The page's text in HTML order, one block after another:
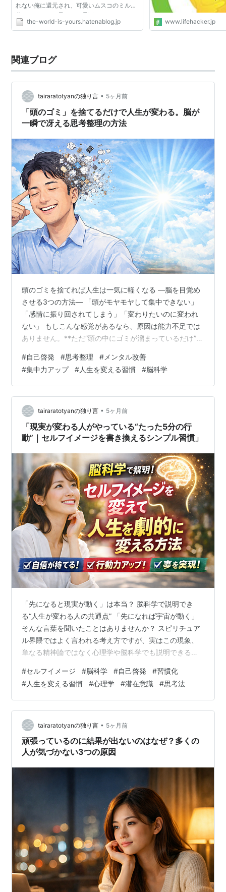
れない俺に還元され、可愛いムスコのミルク
代になることを予めご了承下さい。オドレの
ムスコなんか知るか、ボケ、という方は、書
the-world-is-yours.hatenablog.jp www.lifehacker.jp
関連ブログ
tairaratotyanの独り言 • 5ヶ月前
「頭のゴミ」を捨てるだけで人生が変わる。脳が
一瞬で冴える思考整理の方法
頭のゴミを捨てれば人生は一気に軽くなる ―脳を目覚め
させる3つの方法― 「頭がモヤモヤして集中できない」
「感情に振り回されてしまう」「変わりたいのに変われ
ない」 もしこんな感覚があるなら、原因は能力不足では
ありません。**ただ“頭の中にゴミが溜まっているだけ”**
考できるようにできています。しかし、感情・過去・恐
怖といった“頭のゴミ”が増えるほど、脳は本来の力を発揮
できなくなります。 では、そのゴミを捨てるにはどうす
ればいいのでしょうか。 結論はシンプルです。 頭のゴミ
を捨てれば、脳は一瞬で目覚める。 この記事では、その
ための3つのポイントを…
#自己啓発 #思考整理 # メンタル改善
#集中力アップ #人生を変える習慣 #脳科学
tairaratotyanの独り言 • 5ヶ月前
「現実が変わる人がやっている“たった5分の行
動”｜セルフイメージを書き換えるシンプル習慣」
「先になると現実が動く」は本当？ 脳科学で説明でき
る“人生が変わる人の共通点” 「先になれば宇宙が動く」
そんな言葉を聞いたことはありませんか？ スピリチュア
ル界隈ではよく言われる考え方ですが、実はこの現象、
単なる精神論ではなく心理学や脳科学でも説明できる部
科医が、鼻や傷跡の整形手術をした患者を観察していた
ときのこと。手術後、顔が整ったことで人生が大きく変
わる人がいました。 性格が明るくなる 仕事がうまくいく
恋愛がうまく回り始める ところが一方で、見た目は確実
に綺麗になっているのに、人生がまったく変わらない人
もいたのです。 この違いは何だ…
#セルフイメージ #脳科学 #自己啓発 #習慣化
#人生を変える習慣 #心理学 #潜在意識 #思考法
tairaratotyanの独り言 • 5ヶ月前
頑張っているのに結果が出ないのはなぜ？多くの
人が気づかない3つの原因